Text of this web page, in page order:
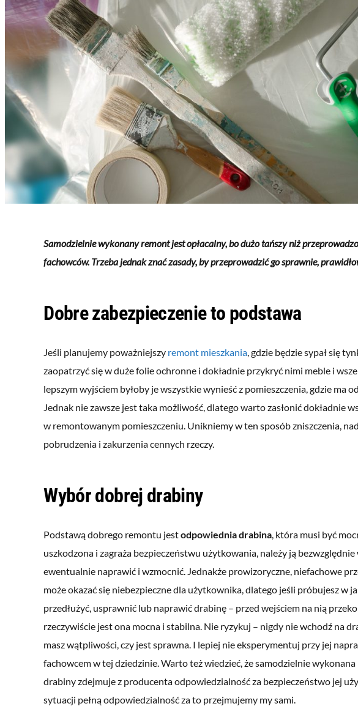
Samodzielnie wykonany remont jest opłacalny, bo dużo tańszy niż
fachowców. Trzeba jednak znać zasady, by przeprowadzić go sprawnie,
Dobre zabezpieczenie to podstawa
Jeśli planujemy poważniejszy remont mieszkania, gdzie będzie sypał się
zaopatrzyć się w duże folie ochronne i dokładnie przykryć nimi meble i
lepszym wyjściem byłoby je wszystkie wynieść z pomieszczenia, gdzie ma
Jednak nie zawsze jest taka możliwość, dlatego warto zasłonić dokładnie
w remontowanym pomieszczeniu. Unikniemy w ten sposób zniszczenia,
pobrudzenia i zakurzenia cennych rzeczy.
Wybór dobrej drabiny
Podstawą dobrego remontu jestodpowiednia drabina, która musi być
uszkodzona i zagraża bezpieczeństwu użytkowania, należy ją
ewentualnie naprawić i wzmocnić. Jednakże prowizoryczne, niefachowe
może okazać się niebezpieczne dla użytkownika, dlatego jeśli próbujesz w
przedłużyć, usprawnić lub naprawić drabinę – przed wejściem na nią
rzeczywiście jest ona mocna i stabilna. Nie ryzykuj – nigdy nie wchodź na
masz wątpliwości, czy jest sprawna. I lepiej nie eksperymentuj przy jej
fachowcem w tej dziedzinie. Warto też wiedzieć, że samodzielnie
drabiny zdejmuje z producenta odpowiedzialność za bezpieczeństwo jej
sytuacji pełną odpowiedzialność za to przejmujemy my sami.